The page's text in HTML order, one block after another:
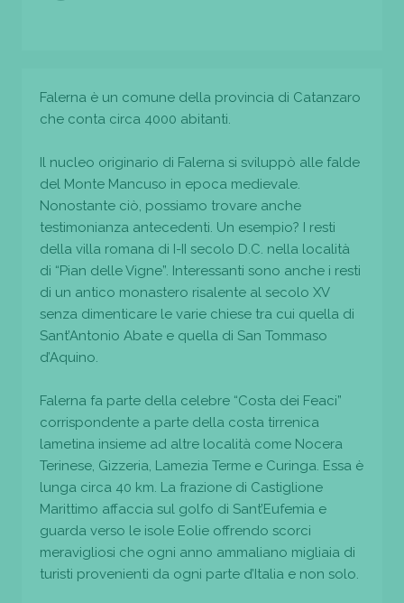
Falerna è un comune della provincia di Catanzaro
che conta circa 4000 abitanti.
Il nucleo originario di Falerna si sviluppò alle falde
del Monte Mancuso in epoca medievale.
Nonostante ciò, possiamo trovare anche
testimonianza antecedenti. Un esempio? I resti
della villa romana di I-II secolo D.C. nella località
di “Pian delle Vigne”. Interessanti sono anche i resti
di un antico monastero risalente al secolo XV
senza dimenticare le varie chiese tra cui quella di
Sant’Antonio Abate e quella di San Tommaso
d’Aquino.
Falerna fa parte della celebre “Costa dei Feaci”
corrispondente a parte della costa tirrenica
lametina insieme ad altre località come Nocera
Terinese, Gizzeria, Lamezia Terme e Curinga. Essa è
lunga circa 40 km. La frazione di Castiglione
Marittimo affaccia sul golfo di Sant’Eufemia e
guarda verso le isole Eolie offrendo scorci
meravigliosi che ogni anno ammaliano migliaia di
turisti provenienti da ogni parte d’Italia e non solo.